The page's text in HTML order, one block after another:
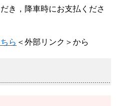
き，降車時にお支払くださ
ら ＜外部リンク＞ から